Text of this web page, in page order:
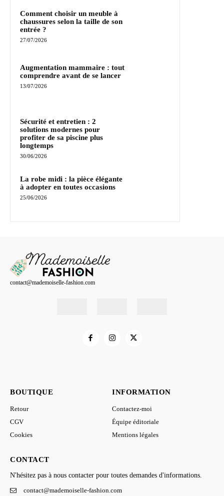
Comment choisir un meuble à
chaussures selon la taille de son
entrée ?
27/07/2026
Augmentation mammaire : tout
comprendre avant de se lancer
13/07/2026
Sécurité et entretien : 2
solutions modernes pour
profiter de sa piscine plus
longtemps
30/06/2026
La robe midi : la pièce élégante
à adopter en toutes occasions
25/06/2026
contact@mademoiselle-fashion.com
BOUTIQUE
Retour
CGV
Cookies
INFORMATION
Contactez-moi
Équipe éditoriale
Mentions légales
CONTACT
N'hésitez pas à nous contacter pour toutes demandes d'informations.
contact@mademoiselle-fashion.com